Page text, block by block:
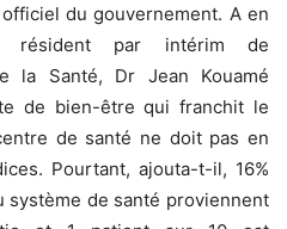
du gouvernement. A en
résident par intérim de
la Santé, Dr Jean Kouamé
de bien-être qui franchit le
de santé ne doit pas en
Pourtant, ajouta-t-il, 16%
système de santé proviennent